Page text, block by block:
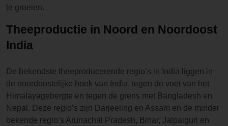
te groeien.
Theeproductie in Noord en Noordoost
India
De bekendste theeproducerende regio’s in India liggen in
de noordoostelijke hoek van India, tegen de voet van het
Himalayagebergte en tegen de grens met Bangladesh en
Nepal. Deze regio’s zijn Darjeeling en Assam en de minder
bekende regio’s Arunachal Pradesh, Bihar, Jalpaiguri en